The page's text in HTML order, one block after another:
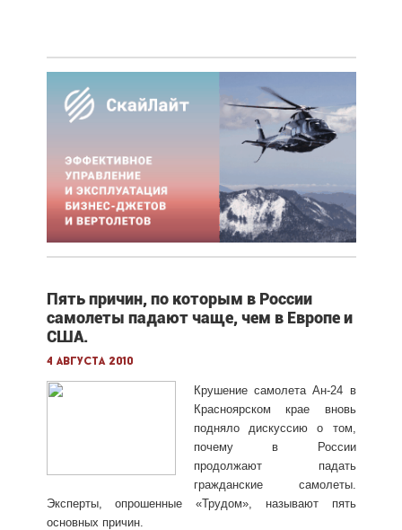
Пять причин, по которым в России
самолеты падают чаще, чем в Европе и
США.
4 августа 2010
Крушение самолета Ан-24 в
Красноярском крае вновь
подняло дискуссию о том,
почему в России
продолжают падать
гражданские самолеты.
Эксперты, опрошенные «Трудом», называют пять
основных причин.